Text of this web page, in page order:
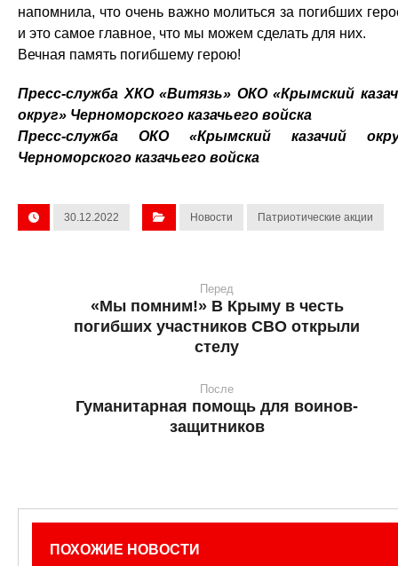
напомнила, что очень важно молиться за погибших
и это самое главное, что мы можем сделать для них.
Вечная память погибшему герою!
Пресс-служба ХКО «Витязь» ОКО «Крымский
округ» Черноморского казачьего войска
Пресс-служба ОКО «Крымский казачий
Черноморского казачьего войска
30.12.2022 Новости Патриотические акции
Перед
«Мы помним!» В Крыму в честь
погибших участников СВО открыли
стелу
После
Гуманитарная помощь для воинов-
защитников
ПОХОЖИЕ НОВОСТИ